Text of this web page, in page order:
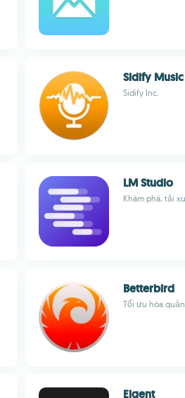
Sidify
Sidify Inc.
LM Studio
Khám phá, tải
Betterbird
Tối ưu hóa
Eigent